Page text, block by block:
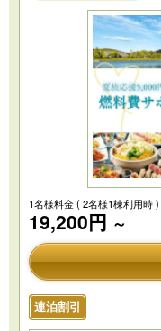
1名様料金( 2名様1棟利用時 )
19,200円 ～
連泊割引